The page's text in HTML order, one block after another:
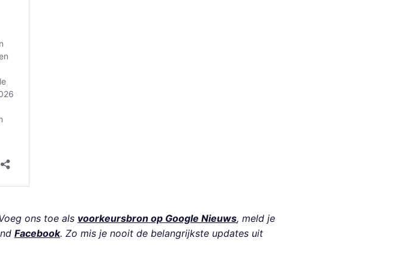
ons toe als voorkeursbron op Google Nieuws, meld je
Facebook. Zo mis je nooit de belangrijkste updates uit